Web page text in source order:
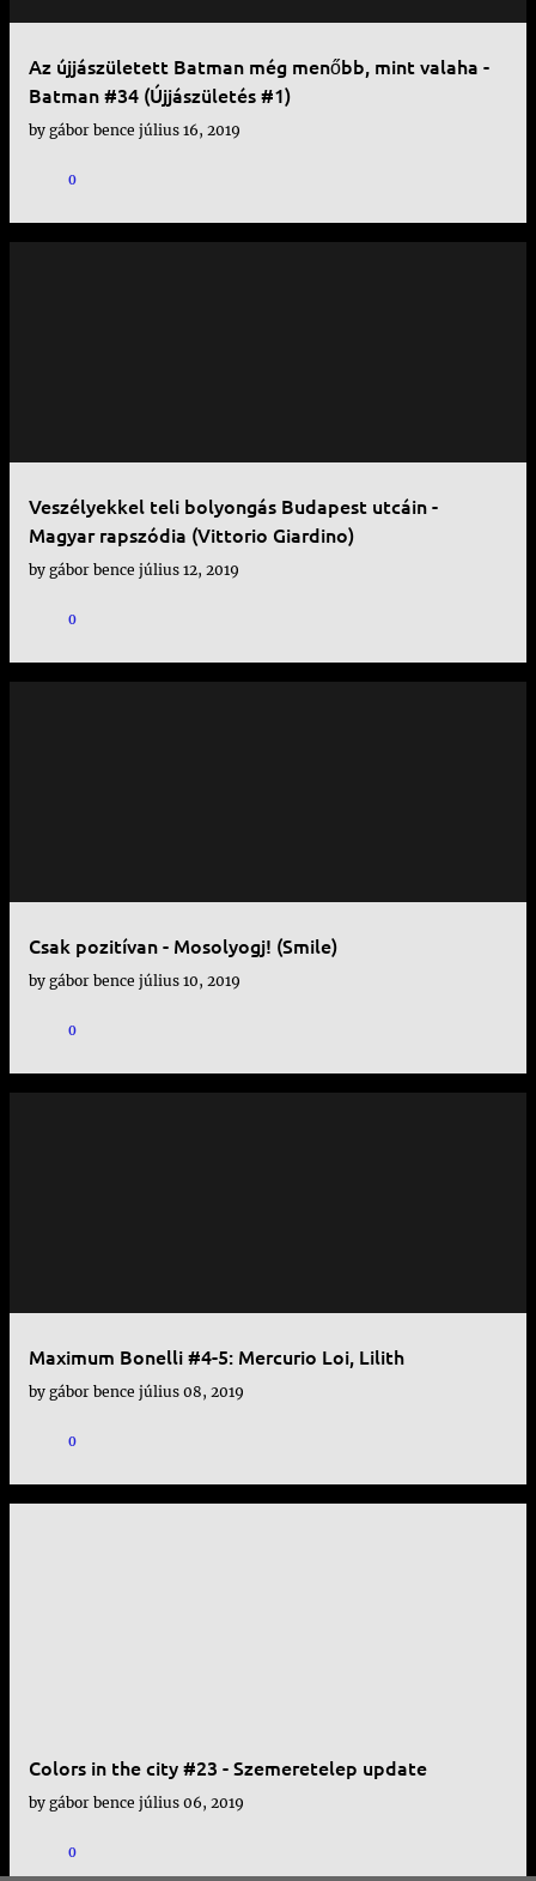
Az újjászületett Batman még menőbb, mint valaha -
Batman #34 (Újjászületés #1)
by gábor bence július 16, 2019
0
Veszélyekkel teli bolyongás Budapest utcáin -
Magyar rapszódia (Vittorio Giardino)
by gábor bence július 12, 2019
0
Csak pozitívan - Mosolyogj! (Smile)
by gábor bence július 10, 2019
0
Maximum Bonelli #4-5: Mercurio Loi, Lilith
by gábor bence július 08, 2019
0
Colors in the city #23 - Szemeretelep update
by gábor bence július 06, 2019
0